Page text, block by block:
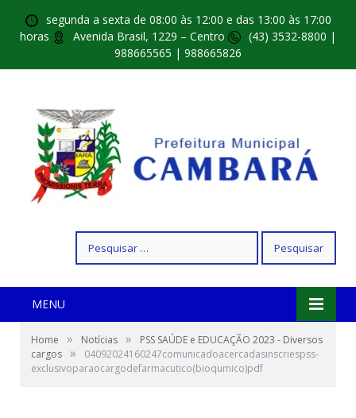
segunda a sexta de 08:00 às 12:00 e das 13:00 às 17:00
horas
Avenida Brasil, 1229 – Centro
(43) 3532-8800 |
988665565 | 988665826
por:
MENU
Home » Notícias »
PSS SAÚDE e EDUCAÇÃO 2023 - Diversos
cargos »
04092024160247comunicadoacercadasinscriespss-
exclusivoparaocargodefarmacutico(bioqumico)pdf